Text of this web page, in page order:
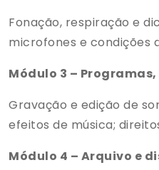
Fonação, respiração e
microfones e condições
Módulo 3 –
Gravação e edição de
efeitos de música;
Módulo 4 – Arquivo e